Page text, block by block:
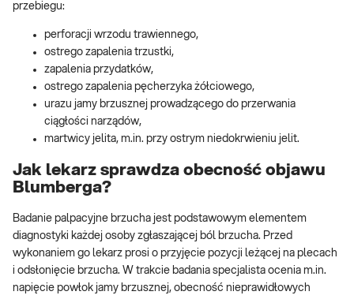
przebiegu:
perforacji wrzodu trawiennego,
ostrego zapalenia trzustki,
zapalenia przydatków,
ostrego zapalenia pęcherzyka żółciowego,
urazu jamy brzusznej prowadzącego do przerwania
ciągłości narządów,
martwicy jelita, m.in. przy ostrym niedokrwieniu jelit.
Jak lekarz sprawdza obecność objawu
Blumberga?
Badanie palpacyjne brzucha jest podstawowym elementem
diagnostyki każdej osoby zgłaszającej ból brzucha. Przed
wykonaniem go lekarz prosi o przyjęcie pozycji leżącej na plecach
i odsłonięcie brzucha. W trakcie badania specjalista ocenia m.in.
napięcie powłok jamy brzusznej, obecność nieprawidłowych